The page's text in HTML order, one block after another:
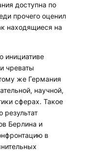
доступна по
прочего оценил
находящиеся на
инициативе
чреваты
же Германия
научной,
сферах. Такое
Берлина и
в